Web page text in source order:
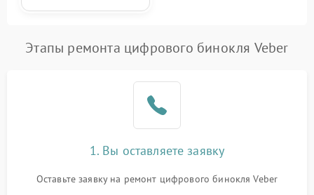
Этапы ремонта цифрового бинокля Veber
1. Вы оставляете заявку
Оставьте заявку на ремонт цифрового бинокля Veber